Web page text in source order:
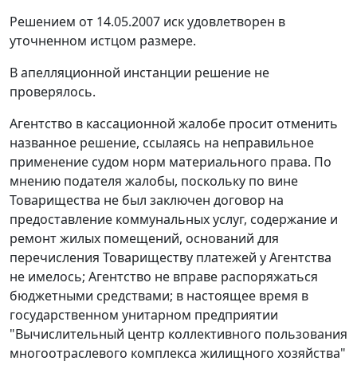
Решением от 14.05.2007 иск удовлетворен в
уточненном истцом размере.
В апелляционной инстанции решение не
проверялось.
Агентство в кассационной жалобе просит отменить
названное решение, ссылаясь на неправильное
применение судом норм материального права. По
мнению подателя жалобы, поскольку по вине
Товарищества не был заключен договор на
предоставление коммунальных услуг, содержание и
ремонт жилых помещений, оснований для
перечисления Товариществу платежей у Агентства
не имелось; Агентство не вправе распоряжаться
бюджетными средствами; в настоящее время в
государственном унитарном предприятии
"Вычислительный центр коллективного пользования
многоотраслевого комплекса жилищного хозяйства"